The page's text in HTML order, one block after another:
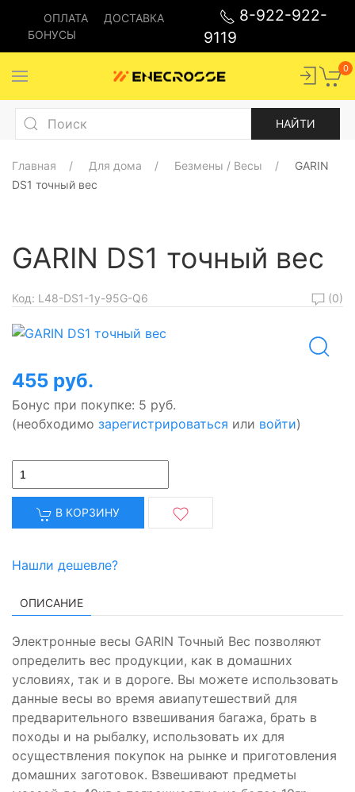
ОПЛАТА
ДОСТАВКА
БОНУСЫ
8-922-922-
9119
0
Главная Для дома Безмены / Весы
GARIN
DS1 точный вес
GARIN DS1 точный вес
Код: L48-DS1-1y-95G-Q6 (0)
455 руб.
Бонус при покупке: 5 руб.
(необходимо зарегистрироваться или войти)
В КОРЗИНУ
Нашли дешевле?
ОПИСАНИЕ
Электронные весы GARIN Точный Вес позволяют
определить вес продукции, как в домашних
условиях, так и в дороге. Вы можете использовать
данные весы во время авиапутешествий для
предварительного взвешивания багажа, брать в
походы и на рыбалку, использовать их для
осуществления покупок на рынке и приготовления
домашних заготовок. Взвешивают предметы